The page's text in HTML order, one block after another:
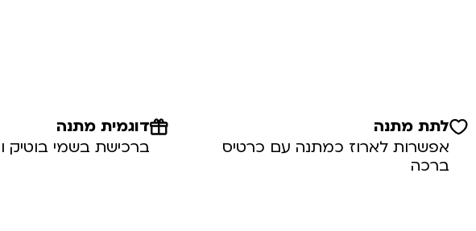
לתת מתנה
אפשרות לארוז כמתנה עם כרטיס
ברכה
דוגמית מתנה
ברכישת בשמי בוטיק